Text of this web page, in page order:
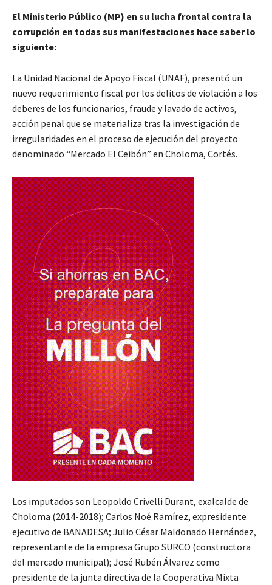
El Ministerio Público (MP) en su lucha frontal contra la
corrupción en todas sus manifestaciones hace saber lo
siguiente:
La Unidad Nacional de Apoyo Fiscal (UNAF), presentó un
nuevo requerimiento fiscal por los delitos de violación a los
deberes de los funcionarios, fraude y lavado de activos,
acción penal que se materializa tras la investigación de
irregularidades en el proceso de ejecución del proyecto
denominado “Mercado El Ceibón” en Choloma, Cortés.
Los imputados son Leopoldo Crivelli Durant, exalcalde de
Choloma (2014-2018); Carlos Noé Ramírez, expresidente
ejecutivo de BANADESA; Julio César Maldonado Hernández,
representante de la empresa Grupo SURCO (constructora
del mercado municipal); José Rubén Álvarez como
presidente de la junta directiva de la Cooperativa Mixta